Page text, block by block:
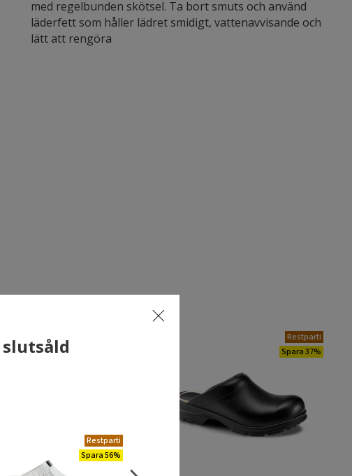
med regelbunden skötsel. Ta bort smuts och använd
läderfett som håller lädret smidigt, vattenavvisande och
lätt att rengöra
Restparti
Spara 37%
Restparti
Spara 56%